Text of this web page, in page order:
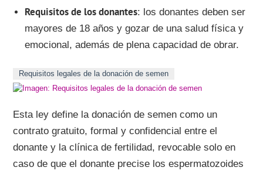
Requisitos de los donantes: los donantes deben ser
mayores de 18 años y gozar de una salud física y
emocional, además de plena capacidad de obrar.
Requisitos legales de la donación de semen
Esta ley define la donación de semen como un
contrato gratuito, formal y confidencial entre el
donante y la clínica de fertilidad, revocable solo en
caso de que el donante precise los espermatozoides